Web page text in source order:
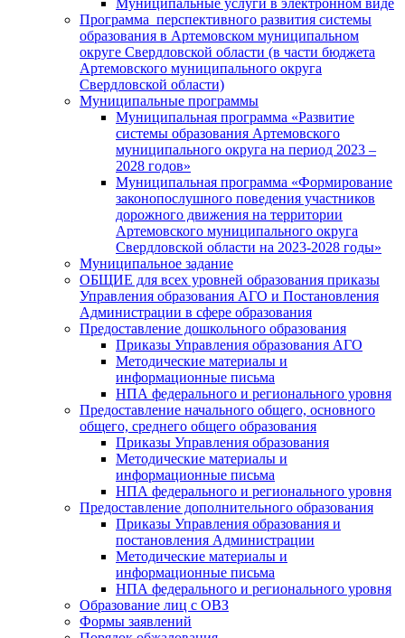
Муниципальные услуги в электронном виде
Программа перспективного развития системы
образования в Артемовском муниципальном
округе Свердловской области (в части бюджета
Артемовского муниципального округа
Свердловской области)
Муниципальные программы
Муниципальная программа «Развитие
системы образования Артемовского
муниципального округа на период 2023 –
2028 годов»
Муниципальная программа «Формирование
законопослушного поведения участников
дорожного движения на территории
Артемовского муниципального округа
Свердловской области на 2023-2028 годы»
Муниципальное задание
ОБЩИЕ для всех уровней образования приказы
Управления образования АГО и Постановления
Администрации в сфере образования
Предоставление дошкольного образования
Приказы Управления образования АГО
Методические материалы и
информационные письма
НПА федерального и регионального уровня
Предоставление начального общего, основного
общего, среднего общего образования
Приказы Управления образования
Методические материалы и
информационные письма
НПА федерального и регионального уровня
Предоставление дополнительного образования
Приказы Управления образования и
постановления Администрации
Методические материалы и
информационные письма
НПА федерального и регионального уровня
Образование лиц с ОВЗ
Формы заявлений